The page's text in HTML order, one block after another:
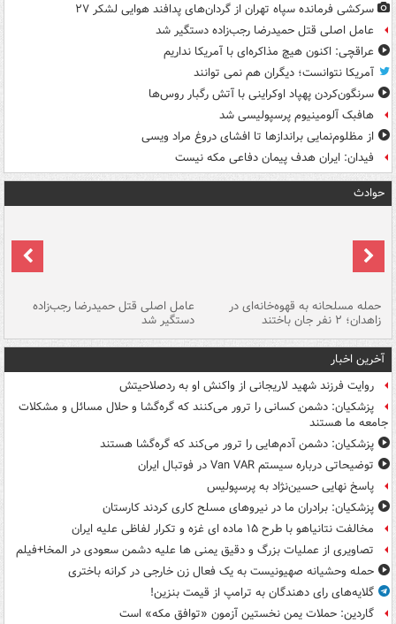
سرکشی فرمانده سپاه تهران از گردان‌های پدافند هوایی لشکر ۲۷
عامل اصلی قتل حمیدرضا رجب‌زاده دستگیر شد
عراقچی: اکنون هیچ مذاکره‌ای با آمریکا نداریم
آمریکا نتوانست؛ دیگران هم نمی توانند
سرنگون‌کردن پهپاد اوکراینی با آتش رگبار روس‌ها
هافبک آلومینیوم پرسپولیسی شد
از مظلوم‌نمایی براندازها تا افشای دروغ مراد ویسی
فیدان: ایران هدف پیمان دفاعی مکه نیست
حوادث
حمله مسلحانه به قهوه‌خانه‌ای در
زاهدان؛ ۲ نفر جان باختند
عامل اصلی قتل حمیدرضا رجب‌زاده
دستگیر شد
آخرین اخبار
روایت فرزند شهید لاریجانی از واکنش او به ردصلاحیتش
پزشکیان: دشمن کسانی را ترور می‌کنند که گره‌گشا و حلال مسائل و مشکلات
جامعه ما هستند
پزشکیان: دشمن آدم‌هایی را ترور می‌کند که گره‌گشا هستند
توضیحاتی درباره سیستم Van VAR در فوتبال ایران
پاسخ نهایی حسین‌نژاد به پرسپولیس
پزشکیان: برادران ما در نیروهای مسلح کاری کردند کارستان
مخالفت نتانیاهو با طرح ۱۵ ماده ای غزه و تکرار لفاظی علیه ایران
تصاویری از عملیات بزرگ و دقیق یمنی ها علیه دشمن سعودی در المخا+فیلم
حمله وحشیانه صهیونیست به یک فعال زن خارجی در کرانه باختری
گلایه‌های رای دهندگان به ترامپ از قیمت بنزین!
گاردین: حملات یمن نخستین آزمون «توافق مکه» است